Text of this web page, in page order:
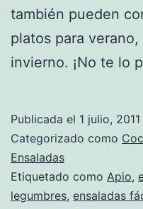
también pueden
platos para
invierno. ¡No te lo
Publicada el 1 julio, 2011
Categorizado como
Ensaladas
Etiquetado como Apio,
legumbres, ensaladas